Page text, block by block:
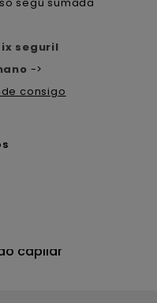
seguril
->
consigo
capilar